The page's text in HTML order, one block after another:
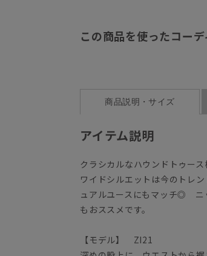
この商品を使ったコーデ
商品説明・サイズ
アイテム説明
クラシカルなハウンドトゥー
ワイドシルエットは今のトレ
ュアルユースにもマッチ◎ ニ
もおススメです。
【モデル】 ZI21